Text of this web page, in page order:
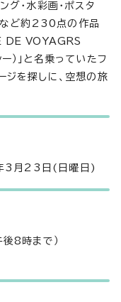
グ・水彩画・ポスタ
など約230点の作品
DE VOYAGRS
）」と名乗っていたフ
ジを探しに、空想の旅
3月23日(日曜日)
8時まで）